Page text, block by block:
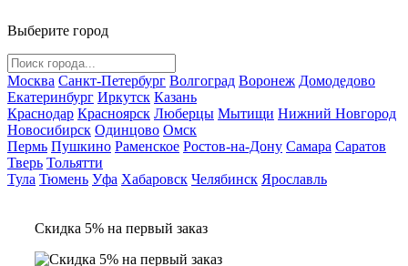
Выберите город
Москва Санкт-Петербург Волгоград Воронеж Домодедово
Екатеринбург Иркутск Казань
Краснодар Красноярск Люберцы Мытищи Нижний Новгород
Новосибирск Одинцово Омск
Пермь Пушкино Раменское Ростов-на-Дону Самара Саратов
Тверь Тольятти
Тула Тюмень Уфа Хабаровск Челябинск Ярославль
Скидка 5% на первый заказ